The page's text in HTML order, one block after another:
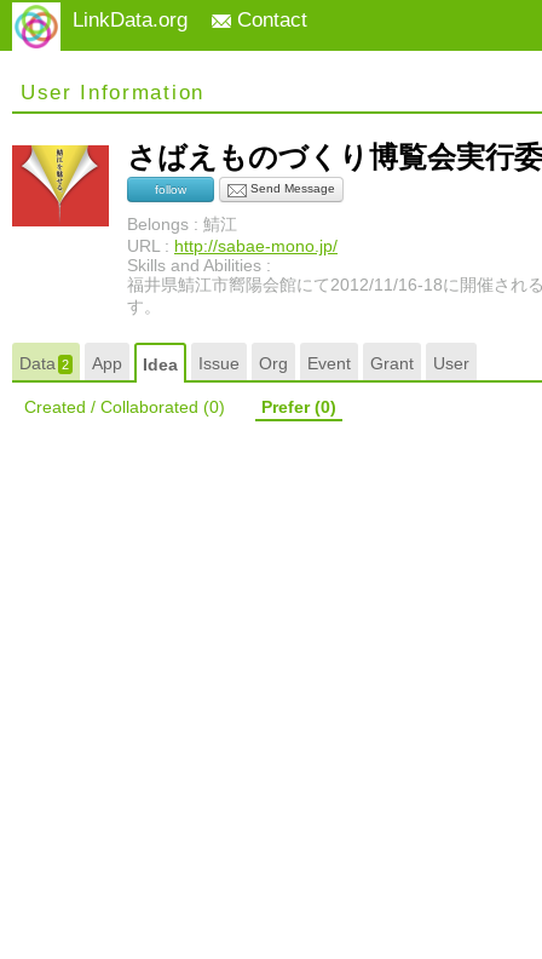
LinkData.org Contact
User Information
さばえものづくり博覧会実行
follow Send Message
Belongs : 鯖江
URL : http://sabae-mono.jp/
Skills and Abilities :
福井県鯖江市嚮陽会館にて2012/11/16-18に開催され
す。
Data2 App Idea Issue Org Event Grant User
Created / Collaborated (0) Prefer(0)